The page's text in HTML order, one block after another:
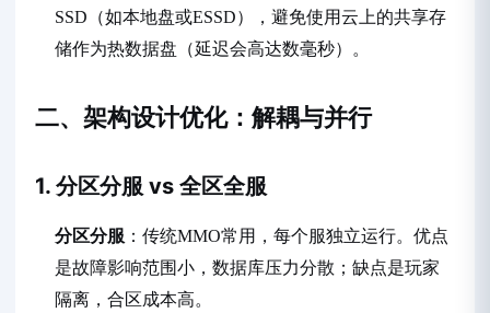
SSD（如本地盘或ESSD），避免使用云上的共享存
储作为热数据盘（延迟会高达数毫秒）。
二、架构设计优化：解耦与并行
1. 分区分服 vs 全区全服
分区分服 ：传统MMO常用，每个服独立运行。优点
是故障影响范围小，数据库压力分散；缺点是玩家
隔离，合区成本高。